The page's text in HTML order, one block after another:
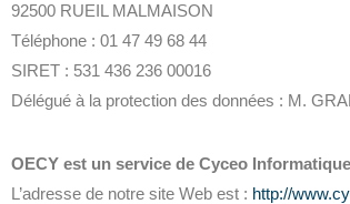
92500 RUEIL MALMAISON
Téléphone : 01 47 49 68 44
SIRET : 531 436 236 00016
Délégué à la protection des données : M.
OECY est un service de Cyceo Informatique
L’adresse de notre site Web est : http://